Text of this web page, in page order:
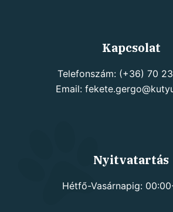
Kapcsolat
Telefonszám: (+36) 70
Email:
Nyitvatartás
Hétfő-Vasárnapig: